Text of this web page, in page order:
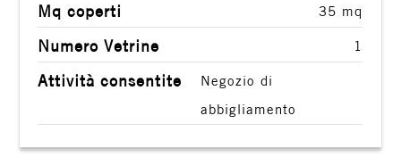
Mq coperti 35 mq
Numero Vetrine 1
Attività consentite
Negozio di
abbigliamento
Balcone/Terrazzo
Ascensore
Arredato